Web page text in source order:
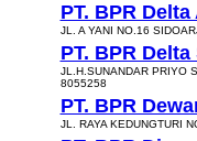
PT. BPR Delta
JL. A YANI NO.16
PT. BPR
JL.H.SUNANDAR PRIYO
8055258
PT. BPR
JL. RAYA KEDUNGTURI